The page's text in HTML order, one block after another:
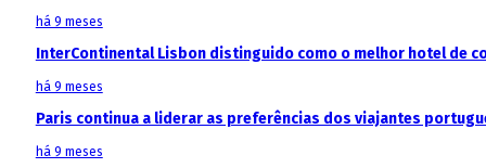
há 9 meses
InterContinental Lisbon distinguido como o melhor hotel de
há 9 meses
Paris continua a liderar as preferências dos viajantes
há 9 meses